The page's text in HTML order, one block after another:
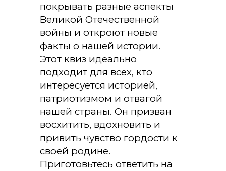
покрывать разные аспекты
Великой Отечественной
войны и откроют новые
факты о нашей истории.
Этот квиз идеально
подходит для всех, кто
интересуется историей,
патриотизмом и отвагой
нашей страны. Он призван
восхитить, вдохновить и
привить чувство гордости к
своей родине.
Приготовьтесь ответить на